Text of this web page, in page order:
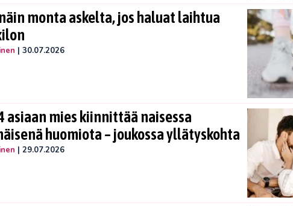
monta askelta, jos haluat laihtua
| 30.07.2026
asiaan mies kiinnittää naisessa
huomiota – joukossa yllätyskohta
| 29.07.2026